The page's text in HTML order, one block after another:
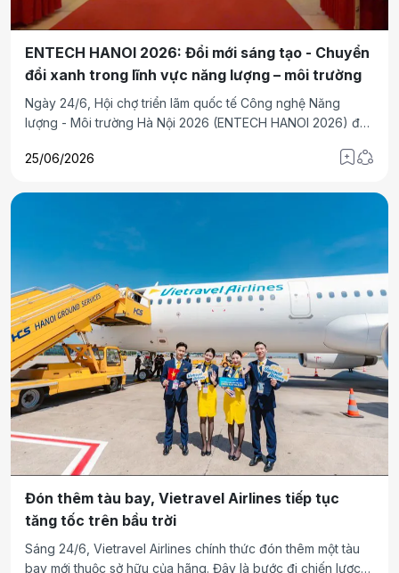
ENTECH HANOI 2026: Đổi mới sáng tạo - Chuyển
đổi xanh trong lĩnh vực năng lượng – môi trường
Ngày 24/6, Hội chợ triển lãm quốc tế Công nghệ Năng
lượng - Môi trường Hà Nội 2026 (ENTECH HANOI 2026) đã
Nội.
25/06/2026
Đón thêm tàu bay, Vietravel Airlines tiếp tục
tăng tốc trên bầu trời
Sáng 24/6, Vietravel Airlines chính thức đón thêm một tàu
bay mới thuộc sở hữu của hãng. Đây là bước đi chiến lược